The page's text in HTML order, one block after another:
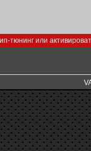
тюнинг или